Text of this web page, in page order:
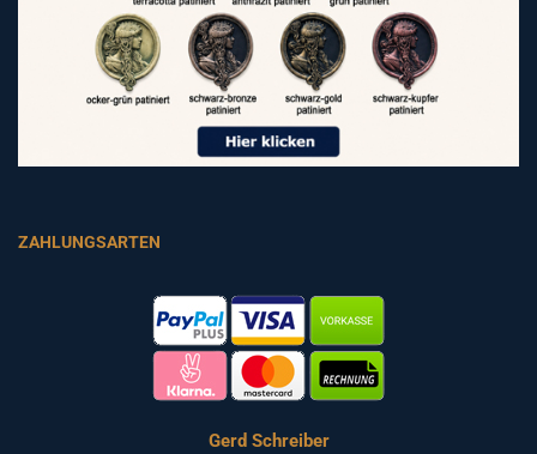
ZAHLUNGSARTEN
Gerd Schreiber